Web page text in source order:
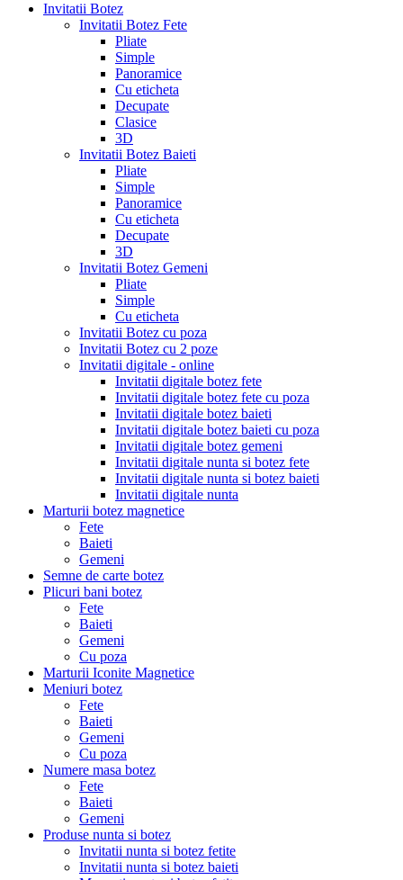
Invitatii Botez
Invitatii Botez Fete
Pliate
Simple
Panoramice
Cu eticheta
Decupate
Clasice
3D
Invitatii Botez Baieti
Pliate
Simple
Panoramice
Cu eticheta
Decupate
3D
Invitatii Botez Gemeni
Pliate
Simple
Cu eticheta
Invitatii Botez cu poza
Invitatii Botez cu 2 poze
Invitatii digitale - online
Invitatii digitale botez fete
Invitatii digitale botez fete cu poza
Invitatii digitale botez baieti
Invitatii digitale botez baieti cu poza
Invitatii digitale botez gemeni
Invitatii digitale nunta si botez fete
Invitatii digitale nunta si botez baieti
Invitatii digitale nunta
Marturii botez magnetice
Fete
Baieti
Gemeni
Semne de carte botez
Plicuri bani botez
Fete
Baieti
Gemeni
Cu poza
Marturii Iconite Magnetice
Meniuri botez
Fete
Baieti
Gemeni
Cu poza
Numere masa botez
Fete
Baieti
Gemeni
Produse nunta si botez
Invitatii nunta si botez fetite
Invitatii nunta si botez baieti